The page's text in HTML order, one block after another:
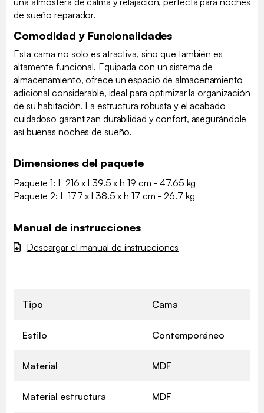
de sueño reparador.
Comodidad y Funcionalidades
Esta cama no solo es atractiva, sino que también es
altamente funcional. Equipada con un sistema de
almacenamiento, ofrece un espacio de almacenamiento
adicional considerable, ideal para optimizar la organización
de su habitación. La estructura robusta y el acabado
cuidadoso garantizan durabilidad y confort, asegurándole
así buenas noches de sueño.
Dimensiones del paquete
Paquete 1: L 216 x l 39.5 x h 19 cm - 47.65 kg
Paquete 2: L 177 x l 38.5 x h 17 cm - 26.7 kg
Manual de instrucciones
Descargar el manual de instrucciones
Tipo Cama
Estilo Contemporáneo
Material MDF
Material estructura MDF